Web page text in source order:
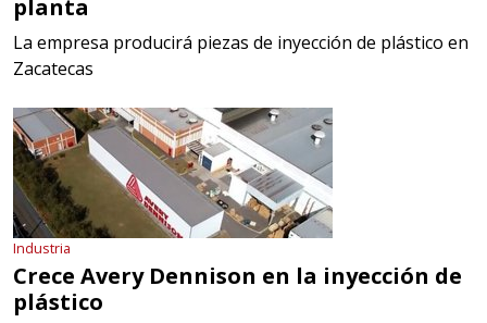
planta
La empresa producirá piezas de inyección de plástico en
Zacatecas
Industria
Crece Avery Dennison en la inyección de
plástico